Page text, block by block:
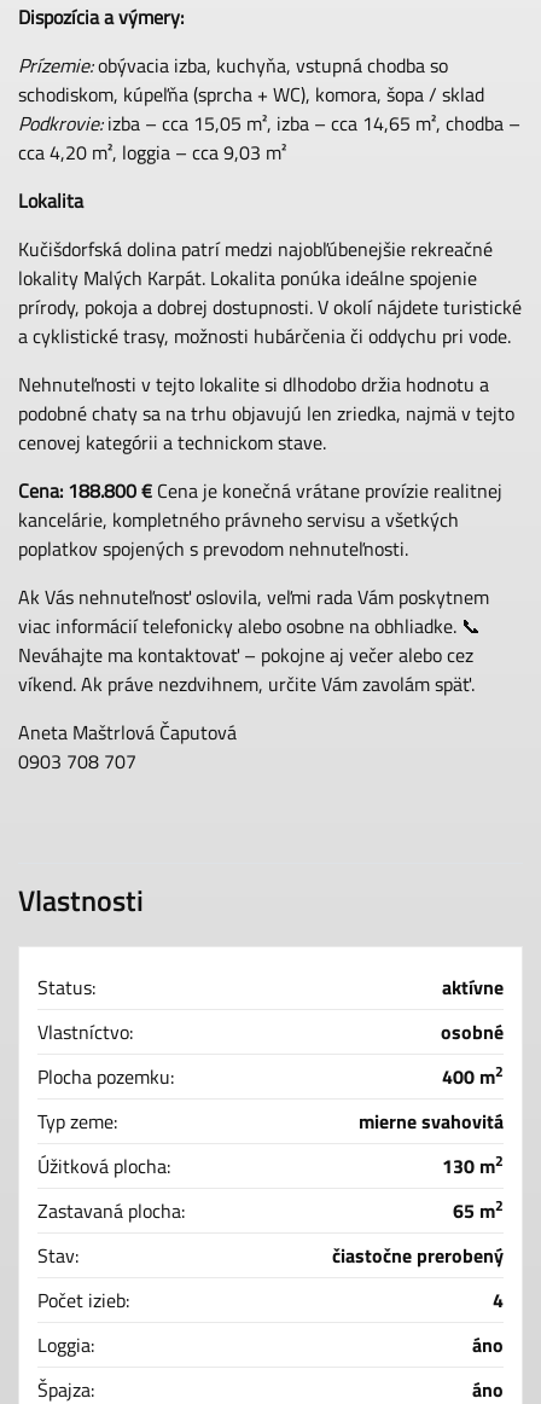
Dispozícia a výmery:
Prízemie:obývacia izba, kuchyňa, vstupná chodba so
schodiskom, kúpeľňa (sprcha + WC), komora, šopa / sklad
Podkrovie:izba – cca 15,05 m², izba – cca 14,65 m², chodba –
cca 4,20 m², loggia – cca 9,03 m²
Lokalita
Kučišdorfská dolina patrí medzi najobľúbenejšie rekreačné
lokality Malých Karpát. Lokalita ponúka ideálne spojenie
prírody, pokoja a dobrej dostupnosti. V okolí nájdete turistické
a cyklistické trasy, možnosti hubárčenia či oddychu pri vode.
Nehnuteľnosti v tejto lokalite si dlhodobo držia hodnotu a
podobné chaty sa na trhu objavujú len zriedka, najmä v tejto
cenovej kategórii a technickom stave.
Cena: 188.800 € Cena je konečná vrátane provízie realitnej
kancelárie, kompletného právneho servisu a všetkých
poplatkov spojených s prevodom nehnuteľnosti.
Ak Vás nehnuteľnosť oslovila, veľmi rada Vám poskytnem
viac informácií telefonicky alebo osobne na obhliadke. 📞
Neváhajte ma kontaktovať – pokojne aj večer alebo cez
víkend. Ak práve nezdvihnem, určite Vám zavolám späť.
Aneta Maštrlová Čaputová
0903 708 707
Vlastnosti
Status:
aktívne
Vlastníctvo:
osobné
Plocha pozemku:
400 m2
Typ zeme:
mierne svahovitá
Úžitková plocha:
130 m2
Zastavaná plocha: 65 m2
Stav:
čiastočne prerobený
Počet izieb:
4
Loggia:
áno
Špajza:
áno